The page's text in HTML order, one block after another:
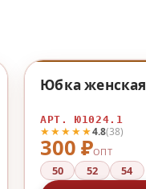
300 ₽ОПТ
★★★★★4.8(38)
Юбка женская
АРТ. Ю1024.1
50 52 54